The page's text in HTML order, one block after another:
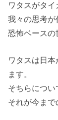
ワタスがタイ
我々の思考が
恐怖ベースの
ワタスは日
ます。
そちらについ
それが今まで